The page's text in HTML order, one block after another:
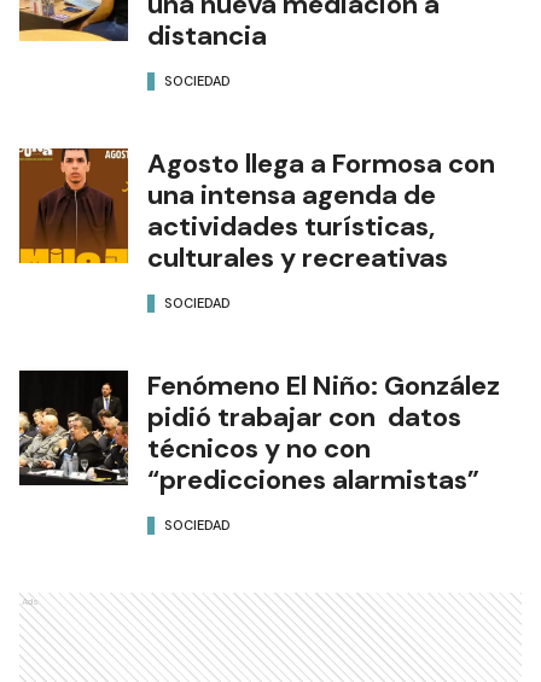
distancia
SOCIEDAD
Agosto llega a Formosa con
una intensa agenda de
actividades turísticas,
culturales y recreativas
SOCIEDAD
Fenómeno El Niño: González
pidió trabajar con datos
técnicos y no con
“predicciones alarmistas”
SOCIEDAD
Ads